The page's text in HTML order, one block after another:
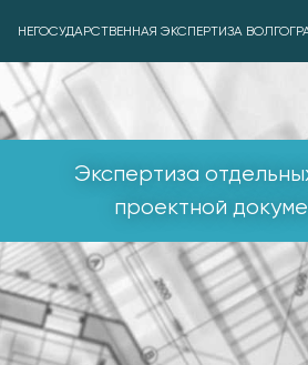
НЕГОСУДАРСТВЕННАЯ ЭКСПЕРТИЗА
Экспертиза
проектной